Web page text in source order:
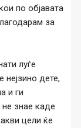
по објавата
за
луѓе
дете,
и ги
не знае каде
цели ќе